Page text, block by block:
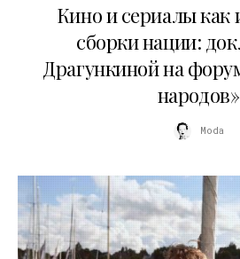
Кино и сериалы как
сборки нации:
Драгункиной на
народов»
Moda